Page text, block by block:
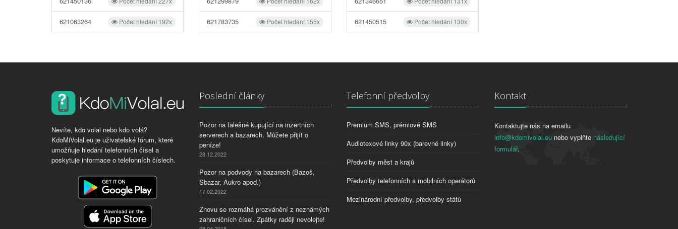
Počet hledání 192x
621063264 Počet hledání 155x
621783735 Počet hledání 130x
621450515
Nevíte, kdo volal nebo kdo volá?
KdoMiVolal.eu je uživatelské fórum, které
umožňuje hledání telefonních čísel a
poskytuje informace o telefonních číslech.
Poslední články
Pozor na falešné kupující na inzertních
serverech a bazarech. Můžete přijít o
peníze!
28.12.2022
Pozor na podvody na bazarech (Bazoš,
Sbazar, Aukro apod.)
17.02.2022
Znovu se rozmáhá prozvánění z neznámých
zahraničních čísel. Zpátky raději nevolejte!
Telefonní předvolby
Premium SMS, prémiové SMS
Audiotexové linky 90x (barevné linky)
Předvolby měst a krajů
Předvolby telefonních a mobilních operátorů
Mezinárodní předvolby, předvolby států
Kontakt
Kontaktujte nás na emailu
info@kdomivolal.eunebo vyplňte následující
formulář.